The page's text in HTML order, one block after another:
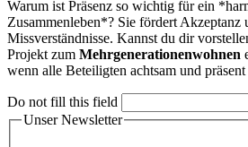
Warum ist Präsenz so wichtig für ein
Zusammenleben*? Sie fördert Akzeptanz
Missverständnisse. Kannst du dir
Projekt zum Mehrgenerationenwohnen
wenn alle Beteiligten achtsam und präsent
Do not fill this field
Unser Newsletter